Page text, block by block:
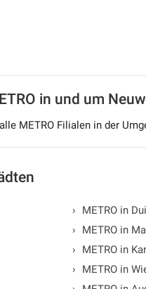
in und um
METRO Filialen in der
›
METRO in
›
METRO in
›
METRO in
›
METRO in